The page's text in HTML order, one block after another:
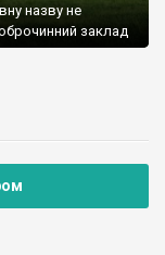
назву не
заклад